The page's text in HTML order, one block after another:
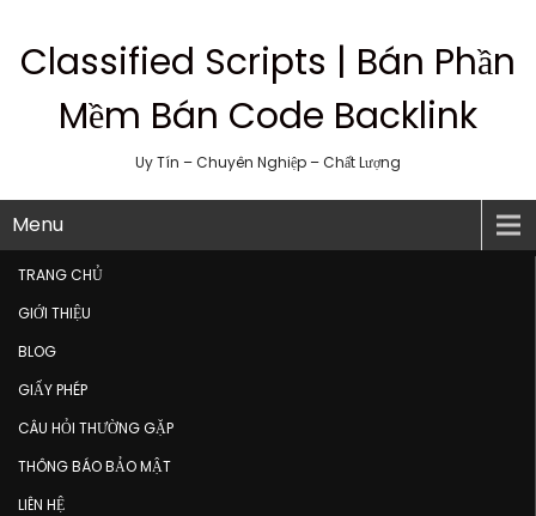
Classified Scripts | Bán Phần
Mềm Bán Code Backlink
Uy Tín – Chuyên Nghiệp – Chất Lượng
Menu
TRANG CHỦ
GIỚI THIỆU
BLOG
GIẤY PHÉP
CÂU HỎI THƯỜNG GẶP
THÔNG BÁO BẢO MẬT
LIÊN HỆ